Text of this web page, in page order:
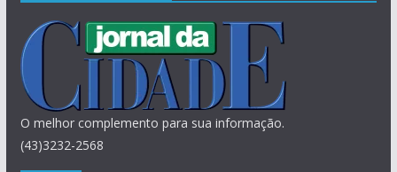
O melhor complemento para sua informação.
(43)3232-2568